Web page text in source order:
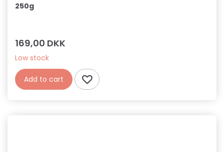
250g
169,00 DKK
Low stock
Add to cart